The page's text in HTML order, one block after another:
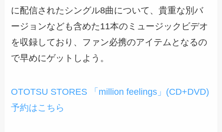
に配信されたシングル8曲について、貴重な別バ
ージョンなども含めた11本のミュージックビデオ
を収録しており、ファン必携のアイテムとなるの
で早めにゲットしよう。
OTOTSU STORES 「million feelings」(CD+DVD)
予約はこちら